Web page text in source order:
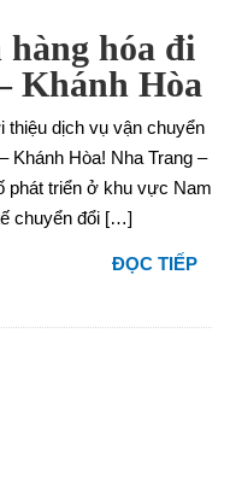
hóa đi
Khánh Hòa
thiệu dịch vụ vận chuyển
Khánh Hòa! Nha Trang –
phát triển ở khu vực Nam
chuyển đổi […]
ĐỌC TIẾP